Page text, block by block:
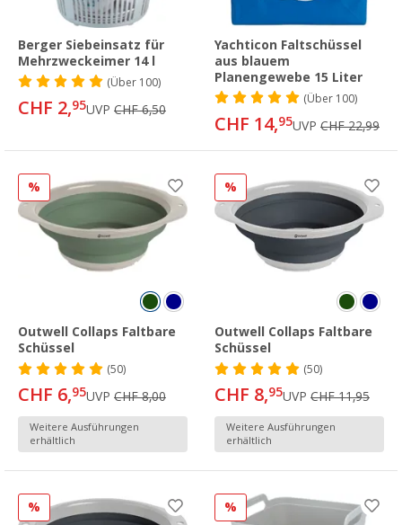
Berger Siebeinsatz für
Mehrzweckeimer 14 l
(Über100)
CHF 2,95UVP CHF 6,50
Yachticon Faltschüssel
aus blauem
Planengewebe 15 Liter
(Über100)
CHF 14,95UVP CHF 22,99
%
Outwell Collaps Faltbare
Schüssel
(50)
CHF 6,95UVP CHF 8,00
Weitere Ausführungen
erhältlich
%
Outwell Collaps Faltbare
Schüssel
(50)
CHF 8,95UVP CHF 11,95
Weitere Ausführungen
erhältlich
% %